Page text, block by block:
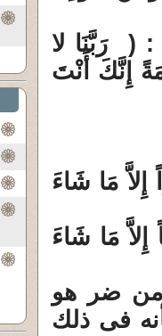
( رَبَّنَا لا
إِنَّكَ أَنْتَ
إِلاَّ مَا شَاءَ
إِلاَّ مَا شَاءَ
من ضر هو
فى ذلك